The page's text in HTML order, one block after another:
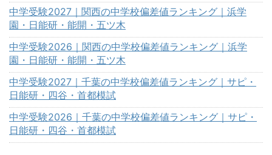
中学受験2027｜関西の中学校偏差値ランキング｜浜学
園・日能研・能開・五ツ木
中学受験2026｜関西の中学校偏差値ランキング｜浜学
園・日能研・能開・五ツ木
中学受験2027｜千葉の中学校偏差値ランキング｜サピ・
日能研・四谷・首都模試
中学受験2026｜千葉の中学校偏差値ランキング｜サピ・
日能研・四谷・首都模試